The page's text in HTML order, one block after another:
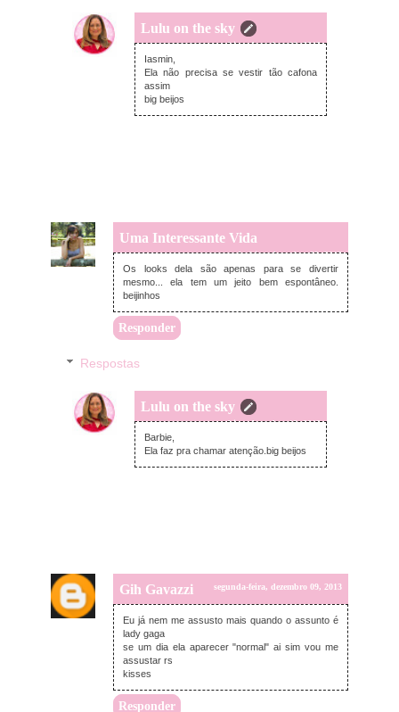
Lulu on the sky
terça-feira, dezembro 10, 2013
Iasmin,
Ela não precisa se vestir tão cafona
assim
big beijos
Uma Interessante Vida
segunda-feira, dezembro 09, 2013
Os looks dela são apenas para se divertir
mesmo... ela tem um jeito bem espontâneo.
beijinhos
Responder
Respostas
Lulu on the sky
terça-feira, dezembro 10, 2013
Barbie,
Ela faz pra chamar atenção.big beijos
Gih Gavazzi segunda-feira, dezembro 09, 2013
Eu já nem me assusto mais quando o assunto é
lady gaga
se um dia ela aparecer "normal" ai sim vou me
assustar rs
kisses
Responder